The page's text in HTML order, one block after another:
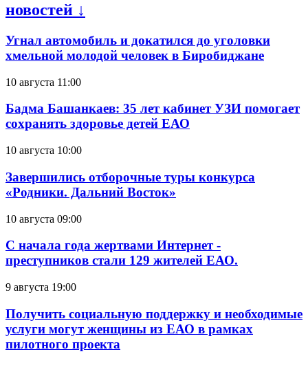
новостей ↓
Угнал автомобиль и докатился до уголовки
хмельной молодой человек в Биробиджане
10 августа 11:00
Бадма Башанкаев: 35 лет кабинет УЗИ помогает
сохранять здоровье детей ЕАО
10 августа 10:00
Завершились отборочные туры конкурса
«Родники. Дальний Восток»
10 августа 09:00
С начала года жертвами Интернет -
преступников стали 129 жителей ЕАО.
9 августа 19:00
Получить социальную поддержку и необходимые
услуги могут женщины из ЕАО в рамках
пилотного проекта